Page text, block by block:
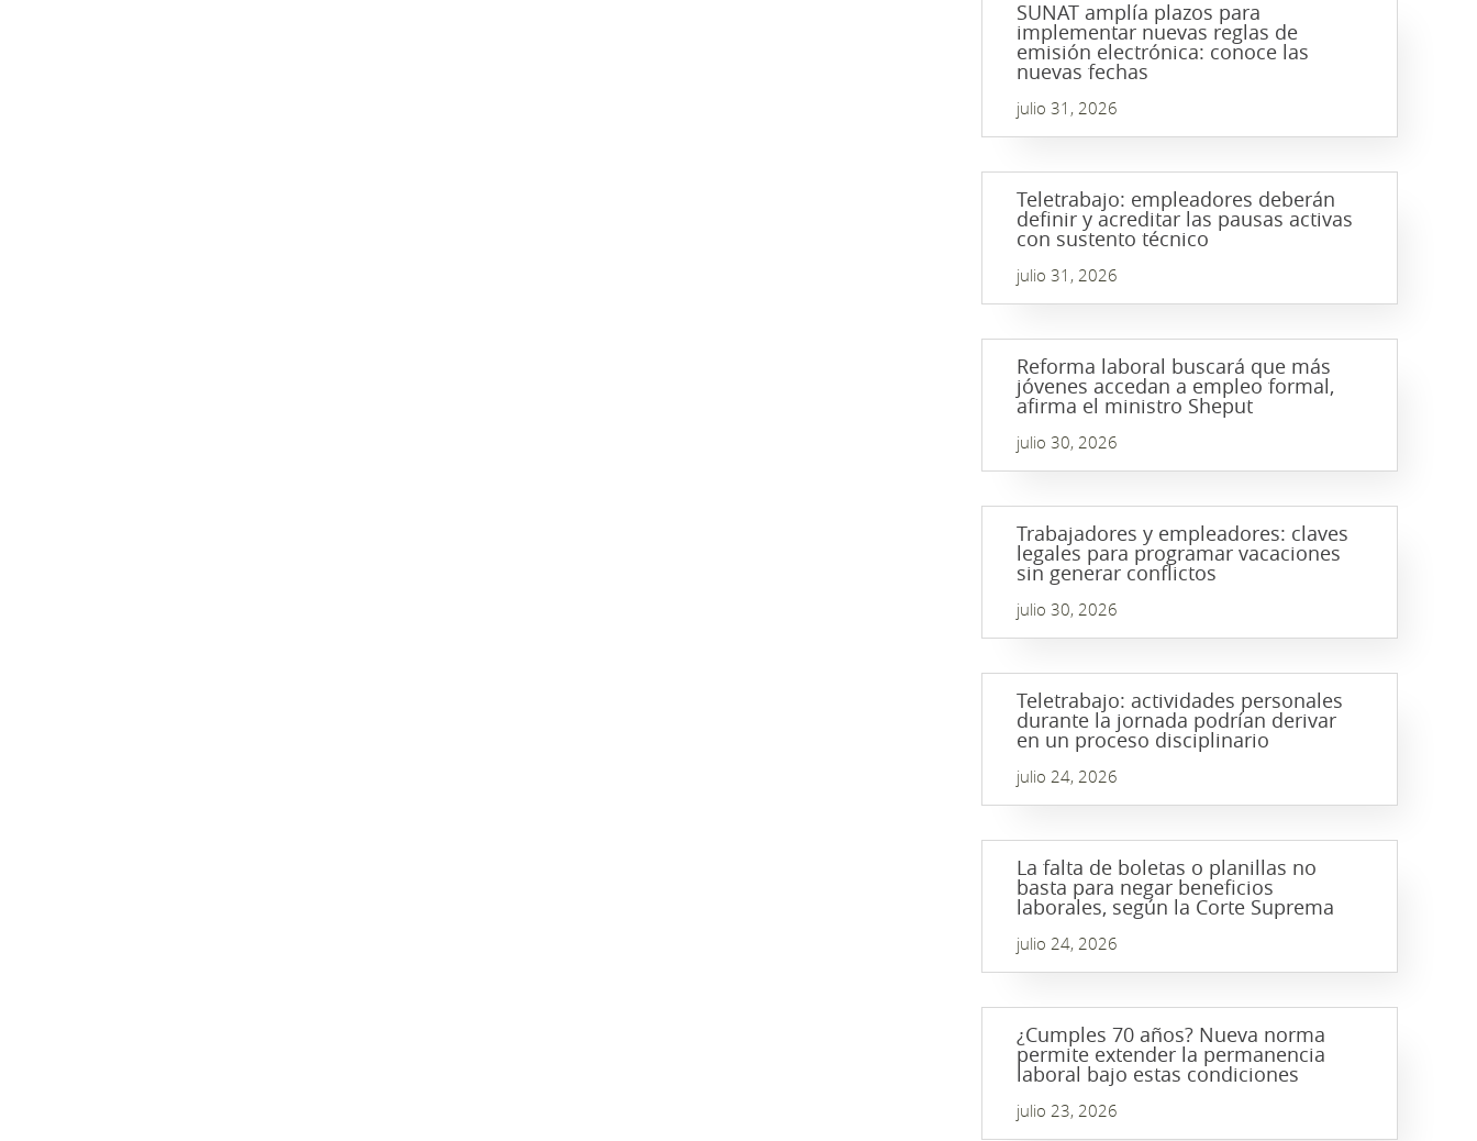
SUNAT amplía plazos para
implementar nuevas reglas de
emisión electrónica: conoce las
nuevas fechas
julio 31, 2026
Teletrabajo: empleadores deberán
definir y acreditar las pausas activas
con sustento técnico
julio 31, 2026
Reforma laboral buscará que más
jóvenes accedan a empleo formal,
afirma el ministro Sheput
julio 30, 2026
Trabajadores y empleadores: claves
legales para programar vacaciones
sin generar conflictos
julio 30, 2026
Teletrabajo: actividades personales
durante la jornada podrían derivar
en un proceso disciplinario
julio 24, 2026
La falta de boletas o planillas no
basta para negar beneficios
laborales, según la Corte Suprema
julio 24, 2026
¿Cumples 70 años? Nueva norma
permite extender la permanencia
laboral bajo estas condiciones
julio 23, 2026